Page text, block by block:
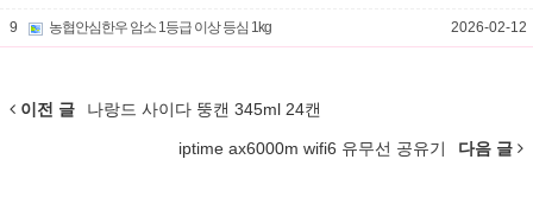
9 농협안심한우 암소 1등급 이상 등심 1kg 2026-02-12
이전 글 나랑드 사이다 뚱캔 345ml 24캔
iptime ax6000m wifi6 유무선 공유기 다음 글